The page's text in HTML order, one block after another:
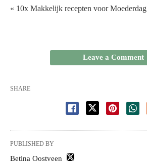
« 10x Makkelijk recepten voor Moederdag
Leave a Comment
SHARE
PUBLISHED BY
Betina Oostveen